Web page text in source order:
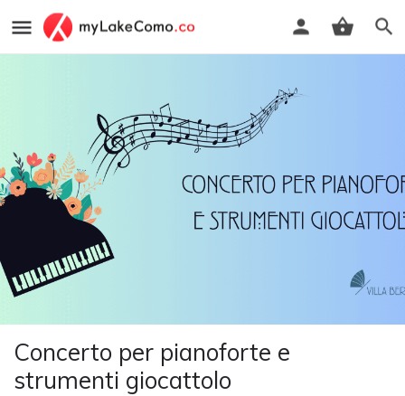
Concerto per pianoforte e
strumenti giocattolo